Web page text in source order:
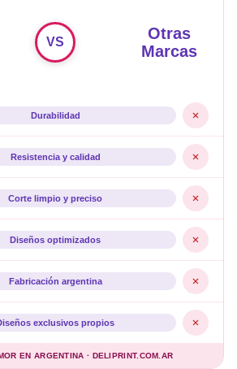
Otras
Marcas
VS
Durabilidad
Resistencia y calidad
Corte limpio y preciso
Diseños optimizados
Fabricación argentina
exclusivos propios
EN ARGENTINA · DELIPRINT.COM.AR